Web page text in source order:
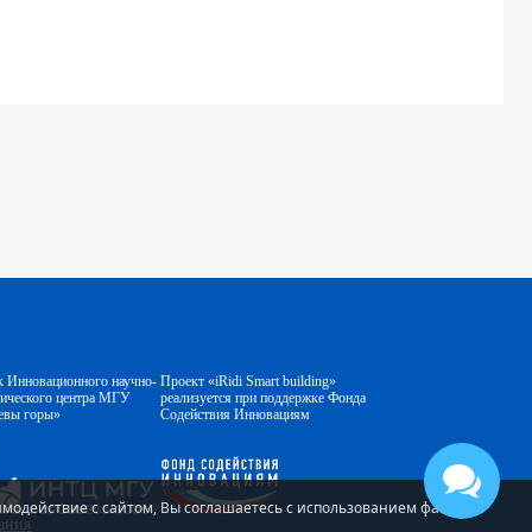
Инновационного научно-
центра МГУ
горы»
Проект «iRidi Smart building»
реализуется при поддержке Фонда
Содействия Инновациям
с сайтом, Вы соглашаетесь с использованием файлов